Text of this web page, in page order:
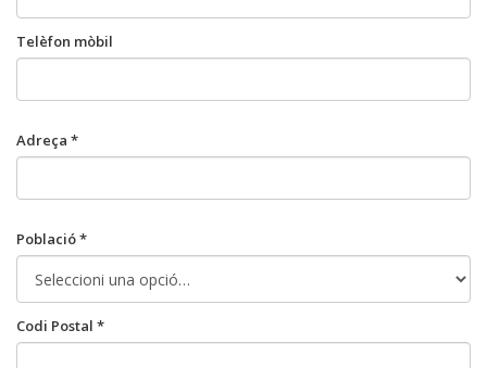
Telèfon mòbil
Adreça *
Població *
Codi Postal *